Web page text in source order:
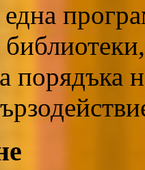
порядъка